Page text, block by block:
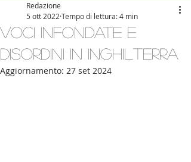
Voci infondate e
disordini in Inghilterra
Redazione
5 ott 2022 Tempo di lettura: 4 min
Aggiornamento: 27 set 2024